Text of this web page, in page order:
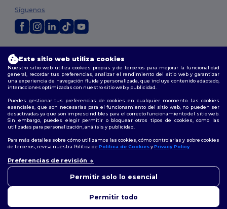
2026. Todos los derechos reservados
Términos y Condiciones|Política de personalización
Privacidad |Política de Cookies|Mapa del sitio
Síguenos
Madrid| Barcelona | Valencia|Seville| Zaragoza|
Palma
Bilbao Alicante
Este sitio web utiliza cookies
Nuestro sitio web utiliza cookies propias y de terceros para mejorar la funcionalidad
general, recordar tus preferencias, analizar el rendimiento del sitio web y garantizar
una experiencia de navegación fluida y personalizada, que incluye contenido adaptado,
interacciones optimizadas con nuestro sitio web y publicidad.
Puedes gestionar tus preferencias de cookies en cualquier momento. Las cookies
esenciales, que son necesarias para el funcionamiento del sitio web, no pueden ser
desactivadas ya que son imprescindibles para el correcto funcionamiento del sitio web.
Sin embargo, puedes elegir permitir o bloquear otros tipos de cookies, como las
utilizadas para personalización, análisis y publicidad.
Para más detalles sobre cómo utilizamos las cookies, cómo controlarlas y sobre cookies
de terceros, revisa nuestra Política de Política de CookiesyPrivacy Policy.
Preferencias de revisión
Permitir solo lo esencial
Permitir todo
cualquier momento. Nuestro
ayudarte.